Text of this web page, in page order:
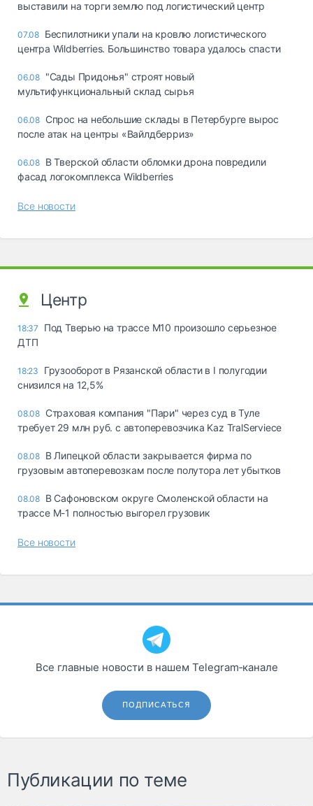
выставили на торги землю под логистический центр
07.08 Беспилотники упали на кровлю логистического
центра Wildberries. Большинство товара удалось спасти
06.08 "Сады Придонья" строят новый
мультифункциональный склад сырья
06.08 Спрос на небольшие склады в Петербурге вырос
после атак на центры «Вайлдберриз»
06.08 В Тверской области обломки дрона повредили
фасад логокомплекса Wildberries
Все новости
Центр
18:37
Под Тверью на трассе М10 произошло серьезное
ДТП
18:23
Грузооборот в Рязанской области в I полугодии
снизился на 12,5%
08.08 Страховая компания "Пари" через суд в Туле
требует 29 млн руб. с автоперевозчика Kaz TralServiece
08.08 В Липецкой области закрывается фирма по
грузовым автоперевозкам после полутора лет убытков
08.08 В Сафоновском округе Смоленской области на
трассе М-1 полностью выгорел грузовик
Все новости
Все главные новости в нашем Telegram‑канале
ПОДПИСАТЬСЯ
Публикации по теме